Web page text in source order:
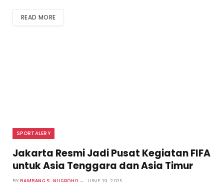
READ MORE
SPORTALERY
Jakarta Resmi Jadi Pusat Kegiatan FIFA
untuk Asia Tenggara dan Asia Timur